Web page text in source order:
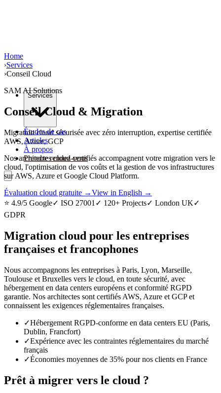
Services
Études de cas
Articles
À propos
Prendre rendez-vous
Home
›Services
›Conseil Cloud
SAM AI Solutions
Conseil Cloud & Migration
Migration cloud sécurisée avec zéro interruption, expertise certifiée
AWS, Azure, GCP
Nos architectes cloud certifiés accompagnent votre migration vers le
cloud, l'optimisation de vos coûts et la gestion de vos infrastructures
sur AWS, Azure et Google Cloud Platform.
Évaluation cloud gratuite →View in English →
⭐ 4.9/5 Google✓ ISO 27001 ✓ 120+ Projects✓ London UK✓
GDPR
Migration cloud pour les entreprises
françaises et francophones
Nous accompagnons les entreprises à Paris, Lyon, Marseille,
Toulouse et Bruxelles vers le cloud, en toute sécurité, avec
hébergement en data centers européens et conformité RGPD
garantie. Nos architectes sont certifiés AWS, Azure et GCP et
connaissent les exigences réglementaires françaises.
✓Hébergement RGPD-conforme en data centers EU (Paris,
Dublin, Francfort)
✓Expérience avec les contraintes réglementaires du marché
français
✓Économies moyennes de 35% pour nos clients en France
Prêt à migrer vers le cloud ?